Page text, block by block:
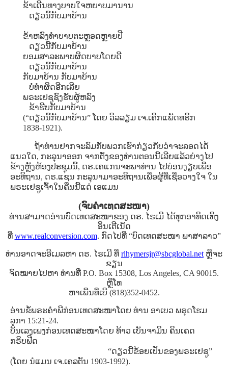
ຂ້າເດີນທາງບາບໃຈຫຍາບມານານ
ດຽວນີ້ກັບມາບ້ານ
ຂ້າຫລົງທໍາບາບຕະຫຼອດຫຼາຍປີ
ດຽວນີ້ກັບມາບ້ານ
ຍອມສາລະພາບຜິດບາບໂດຍດີ
ດຽວນີ້ກັບມາບ້ານ
ກັບມາບ້ານ ກັບມາບ້ານ
ບໍ່ທໍາຜິດອີກເລີຍ
ພຣະເຢຊູຊົງຮັບຜູ້ຫລົງ
ຂ້າຮີບກັບມາບ້ານ
(“ດຽວນີ້ກັບມາບ້ານ” ໂດຍ ວິລລຽມ ເຈ.ເຄີກແພັດທຣິກ
1838-1921).
ຖ້າທ່ານຢາກຈະລົມກັບພວກເຮົາກ່ຽວກັບວ່າຈະລອດໄດ້
ແນວໃດ, ກະລຸນາອອກ ຈາກຕັ່ງຂອງທ່ານຕອນນີ້ເລີຍແລ້ວຍ່າງໄປ
ຂ້າງຫຼັງຫ້ອງປະຊຸມນີ້, ດຣ.ເຄແກນຈະພາທ່ານ ໄປບ່ອນງຽບເພື່ອ
ອະທິຖານ, ດຣ.ແຊນ ກະລຸນາມາອະທິຖານເພື່ອຜູ້ທີ່ເຊື່ອວາງໃຈ ໃນ
ພຣະເຢຊູເຈົ້າໃນຄືນນີ້ແດ່ ເອແມນ
(ຈົບຄຳເທດສະໜາ)
ທ່ານສາມາດອ່ານບົດເທດສະໜາຂອງ ດຣ. ໄຮເມີ ໄດ້ທຸກອາທິດເທິງ
ອິນເຕີເນັດ
ທີ່ www.realconversion.com. ກົດໄປທີ່ “ບົດເທດສະໜາ ພາສາລາວ”
ທ່ານອາດຈະອີເມລຫາ ດຣ. ໄຮເມີ ທີ່ rlhymersjr@sbcglobal.net ຫຼືຈະ
ຂຽນ
ຈົດໝາຍໄປຫາ ທ່ານທີ່ P.O. Box 15308, Los Angeles, CA 90015.
ຫຼຶໂທ
ຫາເພີ່ນທີ່ເບີ (818)352-0452.
ອ່ານຂໍ້ພຣະຄຳພີກ່ອນເທດສະໜາໂດຍ ທ່ານ ອາເບວ ພຣຸດໂຮມ
ລູກາ 15:21-24.
ບັນເລງເພງກ່ອນເທດສະໜາໂດຍ ທ້າວ ເບັນຈາມິນ ຄິນເຄດ
ກຣິບຟີດ
“ດຽວນີ້ຂ້ອຍເປັນຂອງພຣະເຢຊູ”
(ໂດຍ ນໍແມນ ເຈ.ເຄລຕັນ 1903-1992).